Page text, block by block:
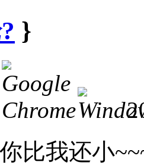
}
比我还小